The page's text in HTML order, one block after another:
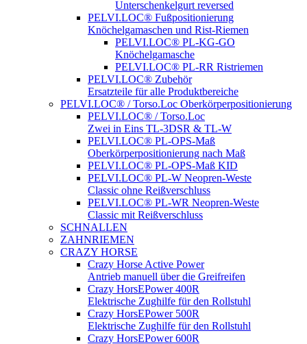
Unterschenkelgurt reversed
PELVI.LOC® Fußpositionierung
Knöchelgamaschen und Rist-Riemen
PELVI.LOC® PL-KG-GO
Knöchelgamasche
PELVI.LOC® PL-RR Ristriemen
PELVI.LOC® Zubehör
Ersatzteile für alle Produktbereiche
PELVI.LOC® / Torso.Loc Oberkörperpositionierung
PELVI.LOC® / Torso.Loc
Zwei in Eins TL-3DSR & TL-W
PELVI.LOC® PL-OPS-Maß
Oberkörperpositionierung nach Maß
PELVI.LOC® PL-OPS-Maß KID
PELVI.LOC® PL-W Neopren-Weste
Classic ohne Reißverschluss
PELVI.LOC® PL-WR Neopren-Weste
Classic mit Reißverschluss
SCHNALLEN
ZAHNRIEMEN
CRAZY HORSE
Crazy Horse Active Power
Antrieb manuell über die Greifreifen
Crazy HorsEPower 400R
Elektrische Zughilfe für den Rollstuhl
Crazy HorsEPower 500R
Elektrische Zughilfe für den Rollstuhl
Crazy HorsEPower 600R